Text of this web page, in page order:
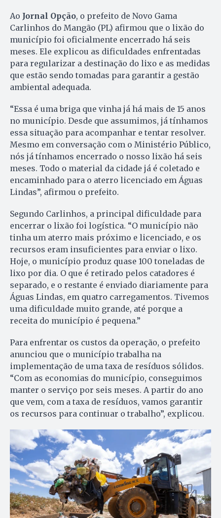
Ao Jornal Opção, o prefeito de Novo Gama
Carlinhos do Mangão (PL) afirmou que o lixão do
município foi oficialmente encerrado há seis
meses. Ele explicou as dificuldades enfrentadas
para regularizar a destinação do lixo e as medidas
que estão sendo tomadas para garantir a gestão
ambiental adequada.
“Essa é uma briga que vinha já há mais de 15 anos
no município. Desde que assumimos, já tínhamos
essa situação para acompanhar e tentar resolver.
Mesmo em conversação com o Ministério Público,
nós já tínhamos encerrado o nosso lixão há seis
meses. Todo o material da cidade já é coletado e
encaminhado para o aterro licenciado em Águas
Lindas”, afirmou o prefeito.
Segundo Carlinhos, a principal dificuldade para
encerrar o lixão foi logística. “O município não
tinha um aterro mais próximo e licenciado, e os
recursos eram insuficientes para enviar o lixo.
Hoje, o município produz quase 100 toneladas de
lixo por dia. O que é retirado pelos catadores é
separado, e o restante é enviado diariamente para
Águas Lindas, em quatro carregamentos. Tivemos
uma dificuldade muito grande, até porque a
receita do município é pequena.”
Para enfrentar os custos da operação, o prefeito
anunciou que o município trabalha na
implementação de uma taxa de resíduos sólidos.
“Com as economias do município, conseguimos
manter o serviço por seis meses. A partir do ano
que vem, com a taxa de resíduos, vamos garantir
os recursos para continuar o trabalho”, explicou.